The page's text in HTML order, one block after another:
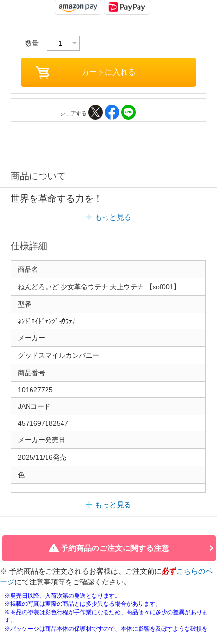
数量
シェアする
商品について
世界を革命する力を！
もっと見る
仕様詳細
商品名
ねんどろいど 少女革命ウテナ 天上ウテナ 【sof001】
型番
ﾈﾝﾄﾞﾛｲﾄﾞﾃﾝｼﾞｮｳｳﾃﾅ
メーカー
グッドスマイルカンパニー
商品番号
101627725
JANコード
4571697182547
メーカー発売日
2025/11/16発売
色
もっと見る
予約商品のご注文に関する注意
※ 予約商品をご注文されるお客様は、ご注文前に必ずこちらのペ
ージにて注意事項等をご確認ください。
※発売日以降、入荷次第の発送となります。
※掲載の写真は実際の商品とは多少異なる場合があります。
※商品の塗装は彩色行程が手作業になるため、商品個々に多少の差異がありま
す。
※パッケージは商品本体の保護材ですので、本体に影響を及ぼすような破損を